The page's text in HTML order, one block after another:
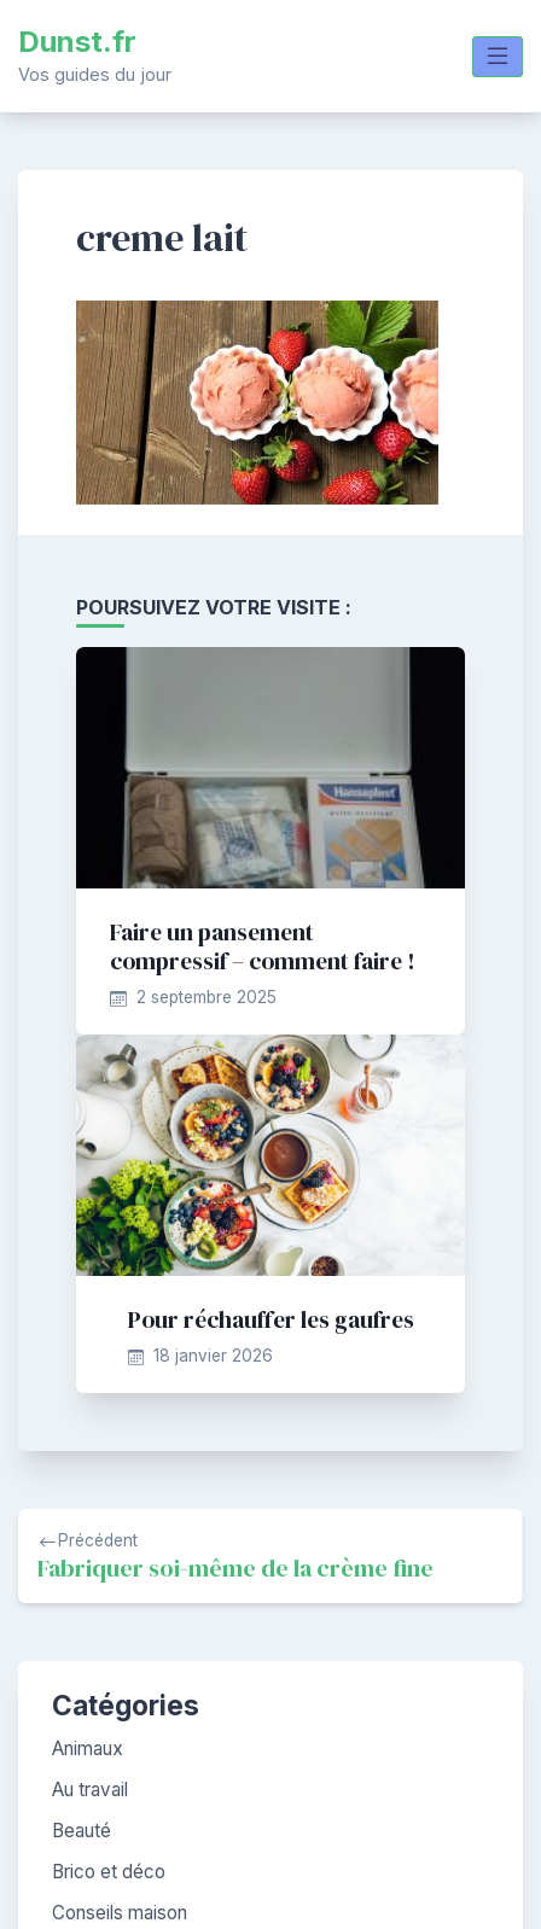
content
Dunst.fr
Vos guides du jour
creme lait
POURSUIVEZ VOTRE VISITE :
Faire un pansement
compressif – comment faire !
2 septembre 2025
Pour réchauffer les gaufres
18 janvier 2026
Navigation
de
l’article
Précédent
Fabriquer soi-même de la crème fine
Catégories
Animaux
Au travail
Beauté
Brico et déco
Conseils maison